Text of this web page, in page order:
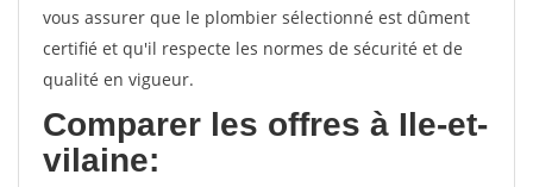
vous assurer que le plombier sélectionné est dûment
certifié et qu'il respecte les normes de sécurité et de
qualité en vigueur.
Comparer les offres à Ile-et-
vilaine: